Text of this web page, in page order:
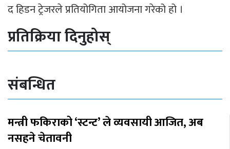
द हिडन ट्रेजरले प्रतियोगिता आयोजना गरेको हो ।
प्रतिक्रिया दिनुहोस्
संबन्धित
मन्त्री फकिराको ‘स्टन्ट’ ले व्यवसायी आजित, अब
नसहने चेतावनी